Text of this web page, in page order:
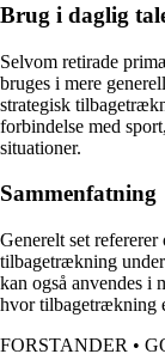
Brug i daglig
Selvom retirade
bruges i mere
strategisk
forbindelse med
situationer.
Sammenfatning
Generelt set
tilbagetrækning
kan også anvendes i
hvor tilbagetrækning
FORSTANDER •